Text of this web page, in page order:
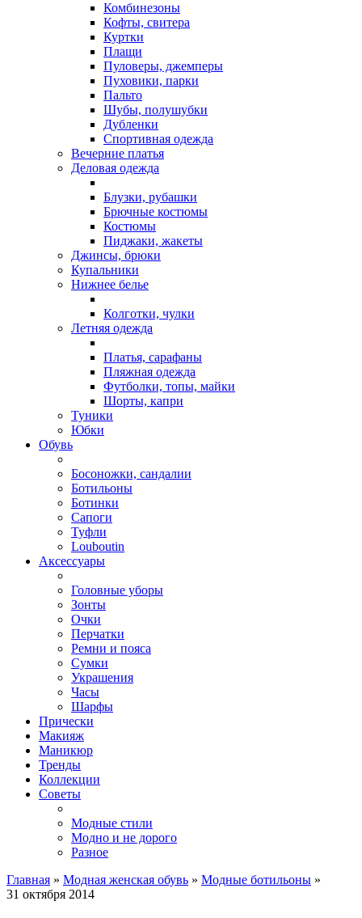
Комбинезоны
Кофты, свитера
Куртки
Плащи
Пуловеры, джемперы
Пуховики, парки
Пальто
Шубы, полушубки
Дубленки
Спортивная одежда
Вечерние платья
Деловая одежда
Блузки, рубашки
Брючные костюмы
Костюмы
Пиджаки, жакеты
Джинсы, брюки
Купальники
Нижнее белье
Колготки, чулки
Летняя одежда
Платья, сарафаны
Пляжная одежда
Футболки, топы, майки
Шорты, капри
Туники
Юбки
Обувь
Босоножки, сандалии
Ботильоны
Ботинки
Сапоги
Туфли
Louboutin
Аксессуары
Головные уборы
Зонты
Очки
Перчатки
Ремни и пояса
Сумки
Украшения
Часы
Шарфы
Прически
Макияж
Маникюр
Тренды
Коллекции
Советы
Модные стили
Модно и не дорого
Разное
Главная » Модная женская обувь » Модные ботильоны »
31 октября 2014